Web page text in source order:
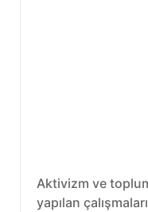
Aktivizm ve
yapılan